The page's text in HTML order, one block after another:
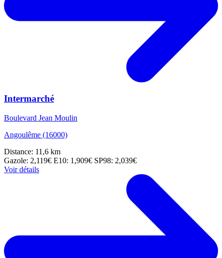
Intermarché
Boulevard Jean Moulin
Angoulême (16000)
Distance: 11,6 km
Gazole: 2,119€ E10: 1,909€ SP98: 2,039€
Voir détails